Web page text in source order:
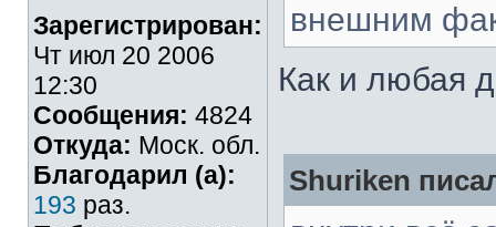
Зарегистрирован:
Чт июл 20 2006
12:30
Сообщения: 4824
Откуда: Моск. обл.
Благодарил (а):
193 раз.
внешним
Как и любая
Shuriken